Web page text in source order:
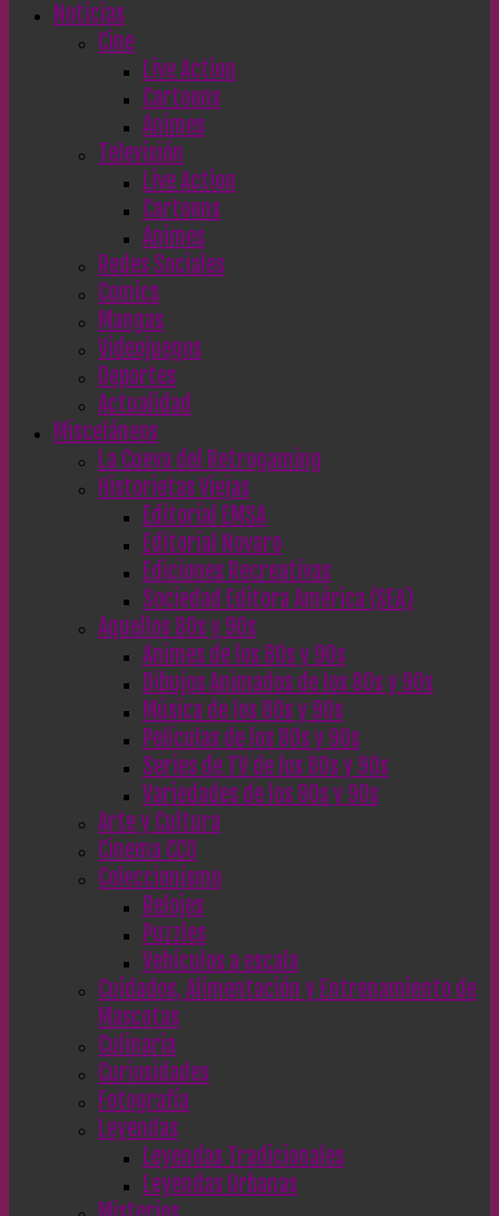
Noticias
Cine
Live Action
Cartoons
Animes
Televisión
Live Action
Cartoons
Animes
Redes Sociales
Comics
Mangas
Videojuegos
Deportes
Actualidad
Misceláneos
La Cueva del Retrogaming
Historietas Viejas
Editorial EMSA
Editorial Novaro
Ediciones Recreativas
Sociedad Editora América (SEA)
Aquellos 80s y 90s
Animes de los 80s y 90s
Dibujos Animados de los 80s y 90s
Música de los 80s y 90s
Películas de los 80s y 90s
Series de TV de los 80s y 90s
Variedades de los 80s y 90s
Arte y Cultura
Cinema CC0
Coleccionismo
Relojes
Puzzles
Vehículos a escala
Cuidados, Alimentación y Entrenamiento de
Mascotas
Culinaria
Curiosidades
Fotografía
Leyendas
Leyendas Tradicionales
Leyendas Urbanas